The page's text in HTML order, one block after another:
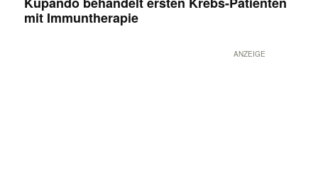
mit Immuntherapie
ANZEIGE